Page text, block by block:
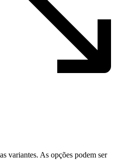
variantes. As opções podem ser